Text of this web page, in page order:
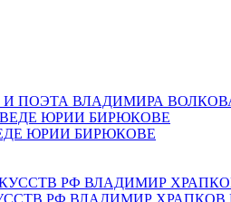
ПОЭТА ВЛАДИМИРА
ЮРИИ БИРЮКОВЕ